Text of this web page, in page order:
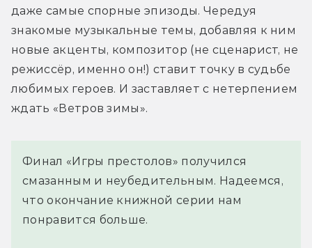
даже самые спорные эпизоды. Чередуя
знакомые музыкальные темы, добавляя к ним
новые акценты, композитор (не сценарист, не
режиссёр, именно он!) ставит точку в судьбе
любимых героев. И заставляет с нетерпением
ждать «Ветров зимы».
Финал «Игры престолов» получился
смазанным и неубедительным. Надеемся,
что окончание книжной серии нам
понравится больше.